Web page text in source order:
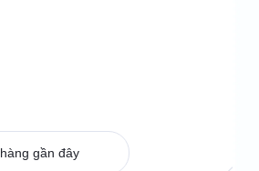
gần đây